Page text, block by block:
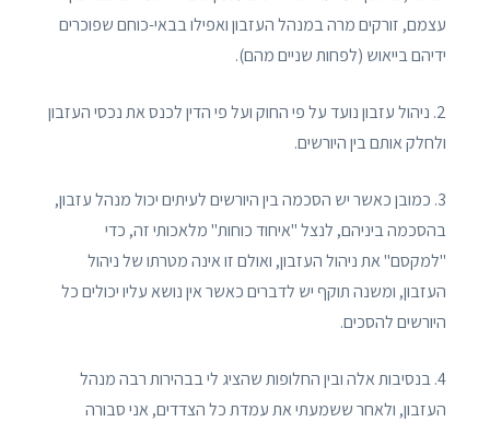
עצמם, זורקים מרה במנהל העזבון ואפילו בבאי-כוחם שפוכרים
ידיהם בייאוש (לפחות שניים מהם).
2. ניהול עזבון נועד על פי החוק ועל פי הדין לכנס את נכסי העזבון
ולחלק אותם בין היורשים.
3. כמובן כאשר יש הסכמה בין היורשים לעיתים יכול מנהל עזבון,
בהסכמה ביניהם, לנצל "איחוד כוחות" מלאכותי זה, כדי
"למקסם" את ניהול העזבון, ואולם זו אינה מטרתו של ניהול
העזבון, ומשנה תוקף יש לדברים כאשר אין נושא עליו יכולים כל
היורשים להסכים.
4. בנסיבות אלה ובין החלופות שהציג לי בבהירות רבה מנהל
העזבון, ולאחר ששמעתי את עמדת כל הצדדים, אני סבורה